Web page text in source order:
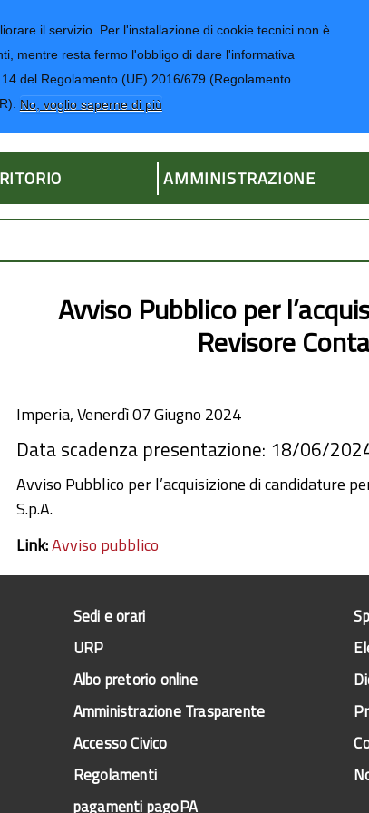
il servizio. Per l'installazione di cookie tecnici non è
mentre resta fermo l'obbligo di dare l'informativa
del Regolamento (UE) 2016/679 (Regolamento
No, voglio saperne di più
AMMINISTRAZIONE
Avviso Pubblico per
Revisore
Imperia, Venerdì 07 Giugno 2024
Data scadenza presentazione: 18/06/
Avviso Pubblico per l’acquisizione di candidature
S.p.A.
Link:Avviso pubblico
Sedi e orari
URP
Albo pretorio online
Amministrazione Trasparente
Accesso Civico
Regolamenti
pagamenti pagoPA